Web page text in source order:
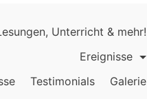
Unterricht & mehr!
Ereignisse
Testimonials
Galerie